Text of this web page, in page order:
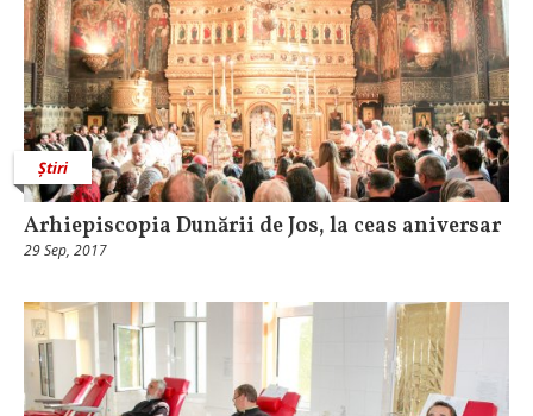
Știri
Arhiepiscopia Dunării de Jos, la ceas aniversar
29 Sep, 2017